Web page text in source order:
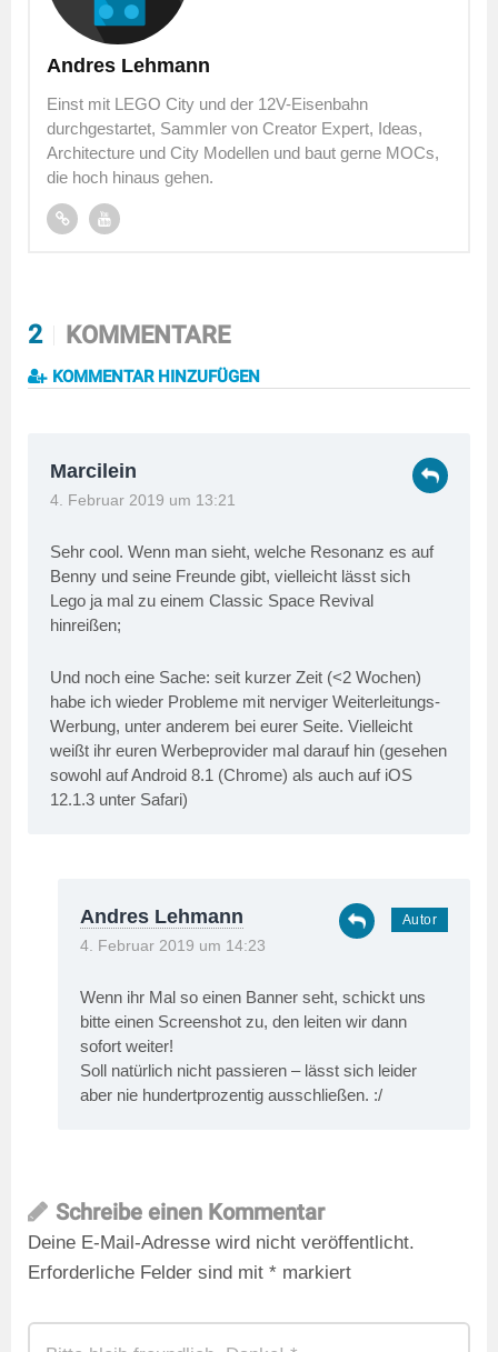
Andres Lehmann
Einst mit LEGO City und der 12V-Eisenbahn
durchgestartet, Sammler von Creator Expert, Ideas,
Architecture und City Modellen und baut gerne MOCs,
die hoch hinaus gehen.
2 KOMMENTARE
KOMMENTAR HINZUFÜGEN
Marcilein
4. Februar 2019 um 13:21
Sehr cool. Wenn man sieht, welche Resonanz es auf
Benny und seine Freunde gibt, vielleicht lässt sich
Lego ja mal zu einem Classic Space Revival
hinreißen;
Und noch eine Sache: seit kurzer Zeit (<2 Wochen)
habe ich wieder Probleme mit nerviger Weiterleitungs-
Werbung, unter anderem bei eurer Seite. Vielleicht
weißt ihr euren Werbeprovider mal darauf hin (gesehen
sowohl auf Android 8.1 (Chrome) als auch auf iOS
12.1.3 unter Safari)
Andres Lehmann
4. Februar 2019 um 14:23
Wenn ihr Mal so einen Banner seht, schickt uns
bitte einen Screenshot zu, den leiten wir dann
sofort weiter!
Soll natürlich nicht passieren – lässt sich leider
aber nie hundertprozentig ausschließen. :/
Schreibe einen Kommentar
Deine E-Mail-Adresse wird nicht veröffentlicht.
Erforderliche Felder sind mit * markiert